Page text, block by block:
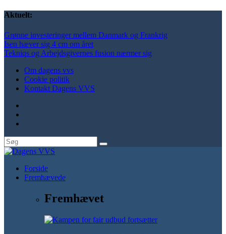
Aktuelt:
Grønne investeringer mellem Danmark og Frankrig
Isen hæver sig 4 cm om året
Tekniqs og Arbejdsgivernes fusion nærmer sig
Om dagens vvs
Cookie politik
Kontakt Dagens VVS
Forside
Fremhævede
Fremhævet